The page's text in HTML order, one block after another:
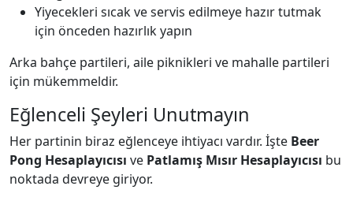
Yiyecekleri sıcak ve servis edilmeye hazır tutmak
için önceden hazırlık yapın
Arka bahçe partileri, aile piknikleri ve mahalle partileri
için mükemmeldir.
Eğlenceli Şeyleri Unutmayın
Her partinin biraz eğlenceye ihtiyacı vardır. İşte Beer
Pong Hesaplayıcısı ve Patlamış Mısır Hesaplayıcısı bu
noktada devreye giriyor.